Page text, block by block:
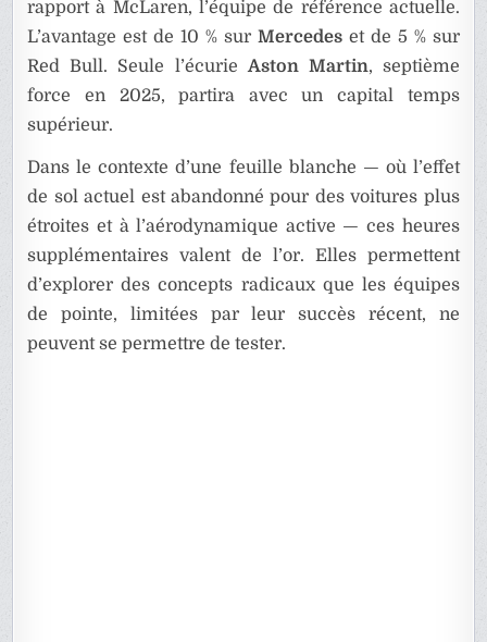
rapport à McLaren, l’équipe de référence actuelle.
L’avantage est de 10 % sur Mercedeset de 5 % sur
Red Bull. Seule l’écurieAston Martin, septième
force en 2025, partira avec un capital temps
supérieur.
Dans le contexte d’une feuille blanche — où l’effet
de sol actuel est abandonné pour des voitures plus
étroites et à l’aérodynamique active — ces heures
supplémentaires valent de l’or. Elles permettent
d’explorer des concepts radicaux que les équipes
de pointe, limitées par leur succès récent, ne
peuvent se permettre de tester.